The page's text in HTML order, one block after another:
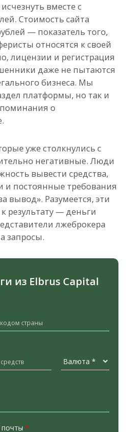
вместе с
Стоимость сайта
— показатель того,
относятся к своей
лицензии и регистрация
даже не пытаются
бизнеса. Мы
платформы, но так и
о
уже столкнулись с
негативные. Люди
вывести средства,
и постоянные требования
вывод». Разумеется, эти
результату — деньги
лжеброкера
запросы.
из Elbrus Capital
почты *